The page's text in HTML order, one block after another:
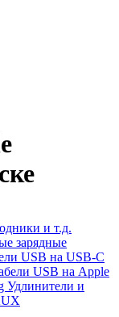
и т.д.
зарядные
USB на USB-C
USB на Apple
Удлинители и